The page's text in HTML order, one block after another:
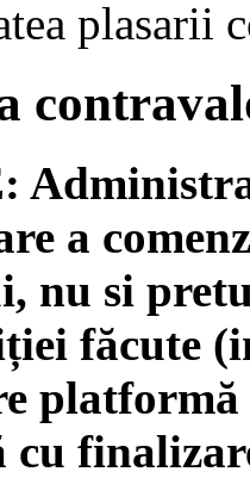
plasarii
a
nu si
făcute
cu